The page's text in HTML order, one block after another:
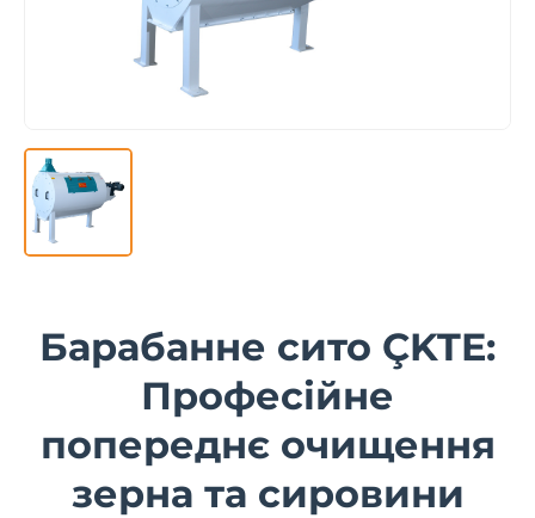
Барабанне сито ÇKTE:
Професійне
попереднє очищення
зерна та сировини